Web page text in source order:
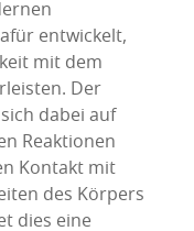
entwickelt,
mit dem
Der
dabei auf
Reaktionen
Kontakt mit
des Körpers
dies eine